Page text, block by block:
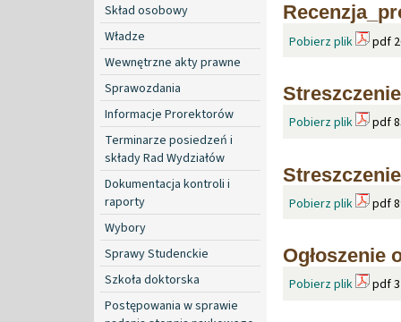
Skład osobowy
Władze
Wewnętrzne akty prawne
Sprawozdania
Informacje Prorektorów
Terminarze posiedzeń i
składy Rad Wydziałów
Dokumentacja kontroli i
raporty
Wybory
Sprawy Studenckie
Szkoła doktorska
Postępowania w sprawie
Pobierz plik pdf
Pobierz plik pdf
Pobierz plik pdf
Ogłoszenie
Pobierz plik pdf